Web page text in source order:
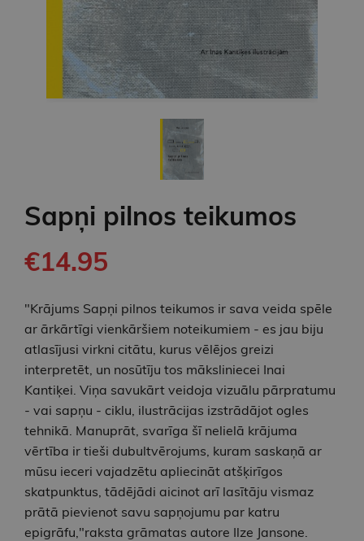
Sapņi pilnos teikumos
€14.95
"Krājums Sapņi pilnos teikumos ir sava veida spēle
ar ārkārtīgi vienkāršiem noteikumiem - es jau biju
atlasījusi virkni citātu, kurus vēlējos greizi
interpretēt, un nosūtīju tos māksliniecei Inai
Kantiķei. Viņa savukārt veidoja vizuālu pārpratumu
- vai sapņu - ciklu, ilustrācijas izstrādājot ogles
tehnikā. Manuprāt, svarīga šī nelielā krājuma
vērtība ir tieši dubultvērojums, kuram saskaņā ar
mūsu ieceri vajadzētu apliecināt atšķirīgos
skatpunktus, tādējādi aicinot arī lasītāju vismaz
prātā pievienot savu sapņojumu par katru
epigrāfu,"raksta grāmatas autore Ilze Jansone.